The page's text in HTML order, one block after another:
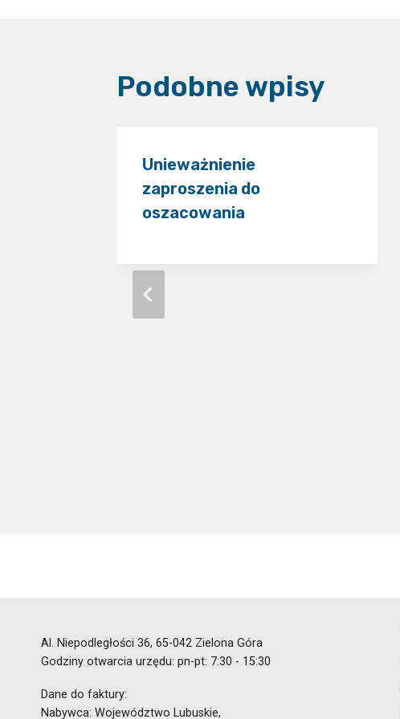
Podobne wpisy
Unieważnienie
zaproszenia do
oszacowania
Al. Niepodległości 36, 65-042 Zielona Góra
Godziny otwarcia urzędu: pn-pt: 7:30 - 15:30
Dane do faktury:
Nabywca: Województwo Lubuskie,